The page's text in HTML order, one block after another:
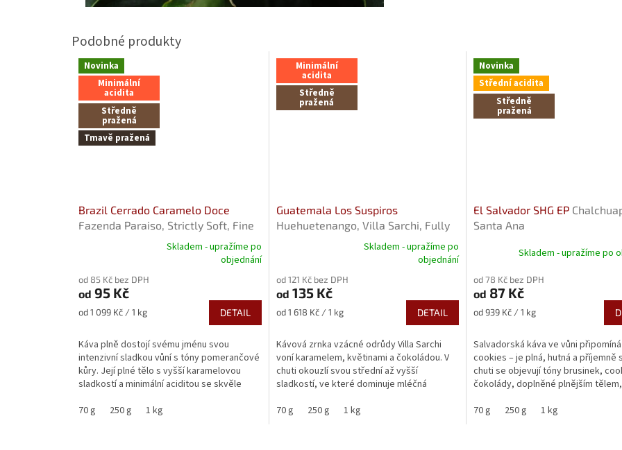
Novinka
Minimální
acidita
Středně
pražená
Tmavě pražená
Brazil Cerrado Caramelo Doce
Fazenda Paraiso, Strictly Soft, Fine
produktu
je
5,0
z
hvězdiček.
Skladem - upražíme po
objednání
od 85 Kč bez DPH
od 95 Kč
Měrná
od 1 099 Kč / 1 kg DETAIL
Káva plně dostojí svému jménu svou
intenzivní sladkou vůní s tóny pomerančové
kůry. Její plné tělo s vyšší karamelovou
sladkostí a minimální aciditou se skvěle
70 g
250 g 1 kg
Minimální
acidita
Středně
pražená
Guatemala Los Suspiros
Huehuetenango, Villa Sarchi, Fully
produktu
je
5,0
z
hvězdiček.
Skladem - upražíme po
objednání
od 121 Kč bez DPH
od 135 Kč
Měrná
od 1 618 Kč / 1 kg DETAIL
Kávová zrnka vzácné odrůdy Villa Sarchi
voní karamelem, květinami a čokoládou. V
chuti okouzlí svou střední až vyšší
sladkostí, ve které dominuje mléčná
70 g
250 g 1 kg
Novinka
Střední acidita
Středně
pražená
El Salvador SHG EP
Santa Ana
Skladem - upražíme po
od 78 Kč bez DPH
od 87 Kč
Měrná
od 939 Kč / 1 kg
Salvadorská káva ve vůni
cookies – je plná, hutná a příjemně
chuti se objevují tóny brusinek,
čokolády, doplněné plnějším
70 g
250 g 1 kg